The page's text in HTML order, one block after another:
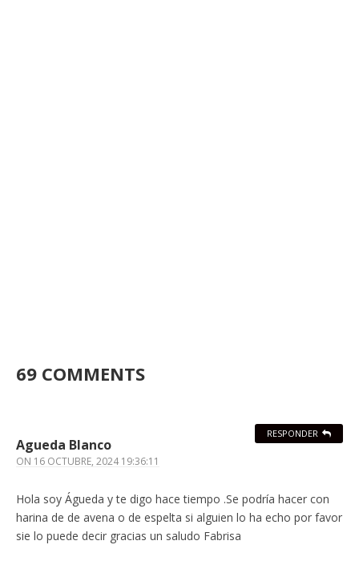
69 COMMENTS
Agueda Blanco
ON 16 OCTUBRE, 2024 19:36:11
Hola soy Águeda y te digo hace tiempo .Se podría hacer con
harina de de avena o de espelta si alguien lo ha echo por favor
sie lo puede decir gracias un saludo Fabrisa
RESPONDER